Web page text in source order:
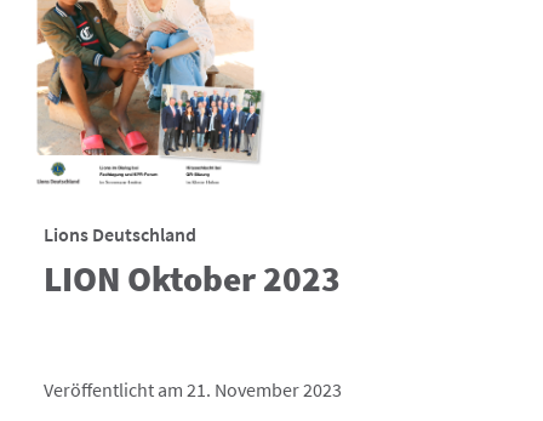
Lions Deutschland
LION Oktober 2023
Veröffentlicht am 21. November 2023